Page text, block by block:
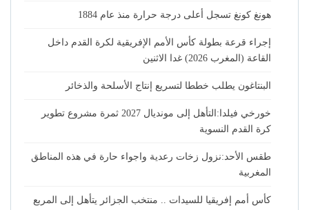
هونغ كونغ تسجل أعلى درجة حرارة منذ عام 1884
إجراء قرعة بطولة كأس الأمم الإفريقية لكرة القدم داخل
القاعة (المغرب 2026) غدا الاثنين
البنتاغون يطلب خططا لتسريع إنتاج الأسلحة والذخائر
خورخي فيلدا:التأهل إلى مونديال 2027 ثمرة مشروع تطوير
كرة القدم النسوية
طقس الأحد:نزول زخات رعدية واجواء حارة في هذه المناطق
المغربية
كأس أمم إفريقيا للسيدات .. منتخب الجزائر يتأهل إلى المربع